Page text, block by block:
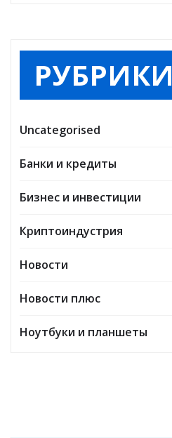
РУБРИКИ
Uncategorised
Банки и кредиты
Бизнес и инвестиции
Криптоиндустрия
Новости
Новости плюс
Ноутбуки и планшеты